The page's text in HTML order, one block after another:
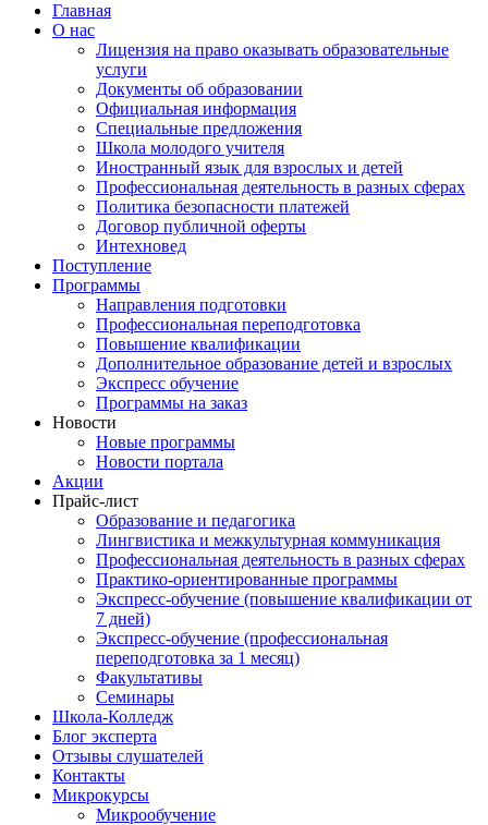
Главная
О нас
Лицензия на право оказывать образовательные
услуги
Документы об образовании
Официальная информация
Специальные предложения
Школа молодого учителя
Иностранный язык для взрослых и детей
Профессиональная деятельность в разных сферах
Политика безопасности платежей
Договор публичной оферты
Интехновед
Поступление
Программы
Направления подготовки
Профессиональная переподготовка
Повышение квалификации
Дополнительное образование детей и взрослых
Экспресс обучение
Программы на заказ
Новости
Новые программы
Новости портала
Акции
Прайс-лист
Образование и педагогика
Лингвистика и межкультурная коммуникация
Профессиональная деятельность в разных сферах
Практико-ориентированные программы
Экспресс-обучение (повышение квалификации от
7 дней)
Экспресс-обучение (профессиональная
переподготовка за 1 месяц)
Факультативы
Семинары
Школа-Колледж
Блог эксперта
Отзывы слушателей
Контакты
Микрокурсы
Микрообучение